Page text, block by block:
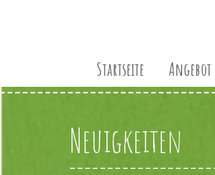
Startseite Angebot
Neuigkeiten